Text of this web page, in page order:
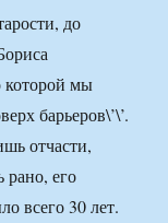
до
которой мы
барьеров\’\’.
отчасти,
рано, его
всего 30 лет.